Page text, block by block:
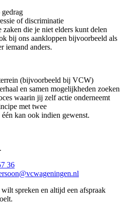
gedrag
of discriminatie
die je niet elders kunt delen
bij ons aankloppen bijvoorbeeld als
iemand anders.
(bijvoorbeeld bij VCW)
en samen mogelijkheden zoeken
waarin jij zelf actie onderneemt
met twee
kan ook indien gewenst.
36
spreken en altijd een afspraak